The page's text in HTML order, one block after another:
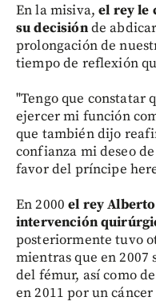
En la misiva,el rey le
su decisiónde
prolongación de
tiempo de reflexión
"Tengo que constatar
ejercer mi función
que también dijo
confianza mi deseo
favor del príncipe
En 2000el rey
intervención
posteriormente tuvo
mientras que en
del fémur, así como
en 2011 por un